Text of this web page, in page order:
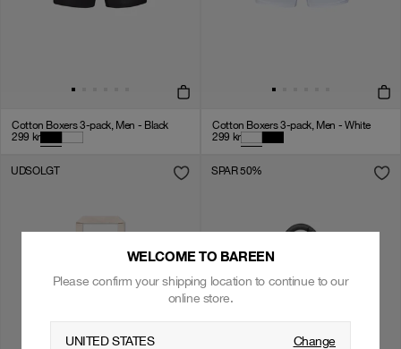
Cotton Boxers 3-pack, Men - Black
299 kr
Cotton Boxers 3-pack, Men - White
299 kr
UDSOLGT SPAR 50%
WELCOME TO BAREEN
Please confirm your shipping location to continue to our
online store.
UNITED STATES Change